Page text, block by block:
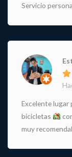
Servicio
Excelente lugar
bicicletas
muy